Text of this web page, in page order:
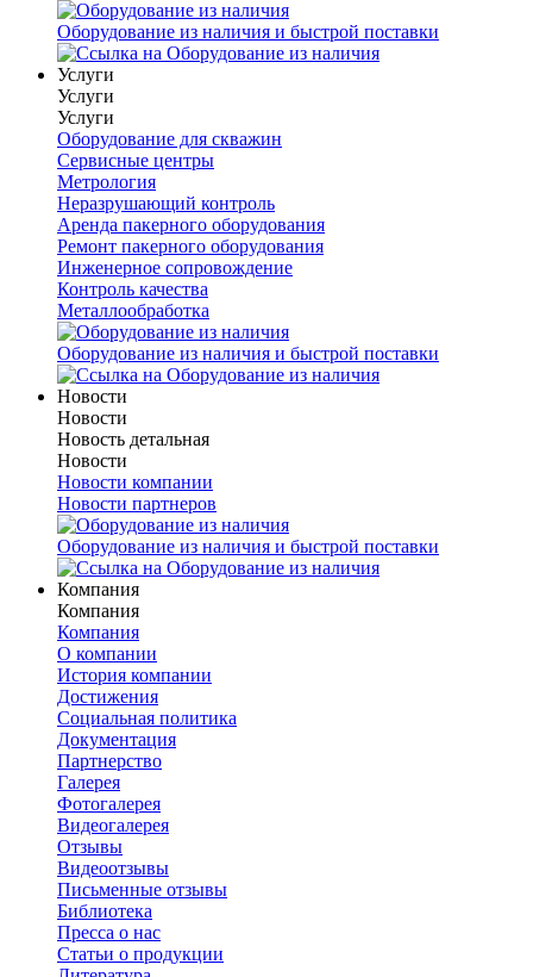
Оборудование из наличия и быстрой поставки
Услуги
Услуги
Услуги
Оборудование для скважин
Сервисные центры
Метрология
Неразрушающий контроль
Аренда пакерного оборудования
Ремонт пакерного оборудования
Инженерное сопровождение
Контроль качества
Металлообработка
Оборудование из наличия и быстрой поставки
Новости
Новости
Новость детальная
Новости
Новости компании
Новости партнеров
Оборудование из наличия и быстрой поставки
Компания
Компания
Компания
О компании
История компании
Достижения
Социальная политика
Документация
Партнерство
Галерея
Фотогалерея
Видеогалерея
Отзывы
Видеоотзывы
Письменные отзывы
Библиотека
Пресса о нас
Статьи о продукции